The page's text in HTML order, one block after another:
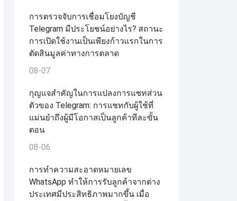
การตรวจจับการเชื่อมโยงบัญชี
Telegram มีประโยชน์อย่างไร? สถานะ
การเปิดใช้งานเป็นเพียงก้าวแรกในการ
ตัดสินมูลค่าทางการตลาด
08-07
กุญแจสำคัญในการแปลงการแชทส่วน
ตัวของ Telegram: การแชทกับผู้ใช้ที่
แม่นยำถึงผู้มีโอกาสเป็นลูกค้าทีละขั้น
ตอน
08-06
การทำความสะอาดหมายเลข
WhatsApp ทำให้การรับลูกค้าจากต่าง
ประเทศมีประสิทธิภาพมากขึ้น เมื่อ